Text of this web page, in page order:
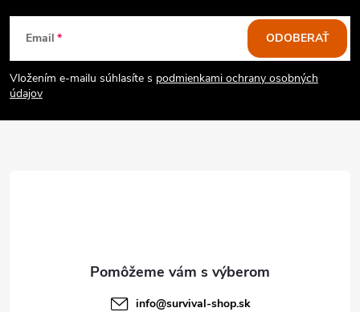
Z
á
p
Email
Vložením e-mailu súhlasíte s podmienkami ochrany osobných
údajov
ODOBERAŤ
info@survival-shop.sk